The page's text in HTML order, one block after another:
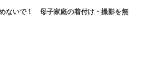
ないで！ 母子家庭の着付け・撮影を無